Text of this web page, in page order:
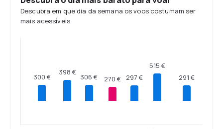
Descubra em que dia da semana os voos costumam ser
mais acessíveis.
300 €
398 €
306 € 270 € 297 €
515 €
291 €